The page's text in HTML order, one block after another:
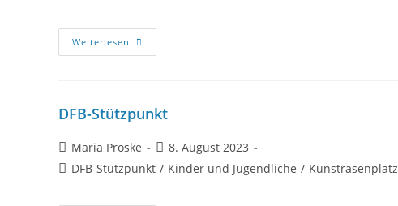
Weiterlesen
DFB-Stützpunkt
Maria Proske
8. August 2023
DFB-Stützpunkt / Kinder und Jugendliche / Kunstrasenplatz